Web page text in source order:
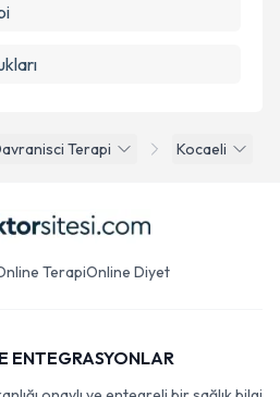
Terapi Kocaeli
TerapiOnline Diyet
ENTEGRASYONLAR